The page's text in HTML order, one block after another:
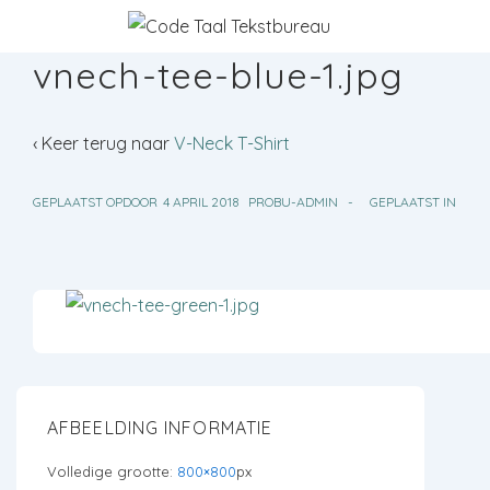
naarvnech-tee-blue-1.jpg
‹ Keer terug naar V-Neck T-Shirt
GEPLAATST OPDOOR 4 APRIL 2018 PROBU-ADMIN GEPLAATST IN
AFBEELDING INFORMATIE
Volledige grootte: 800×800px